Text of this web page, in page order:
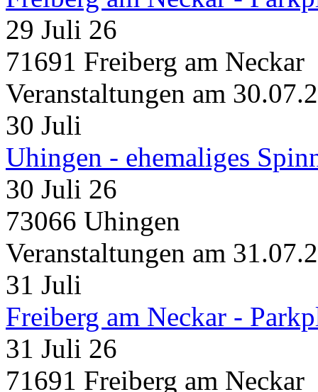
29 Juli 26
71691 Freiberg am Neckar
Veranstaltungen am
30 Juli
Uhingen - ehemaliges
30 Juli 26
73066 Uhingen
Veranstaltungen am
31 Juli
Freiberg am Neckar -
31 Juli 26
71691 Freiberg am Neckar